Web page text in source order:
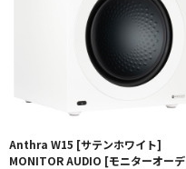
Anthra W15 [サテンホワイト]
MONITOR AUDIO [モニターオーデ